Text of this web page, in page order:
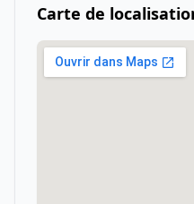
Carte de